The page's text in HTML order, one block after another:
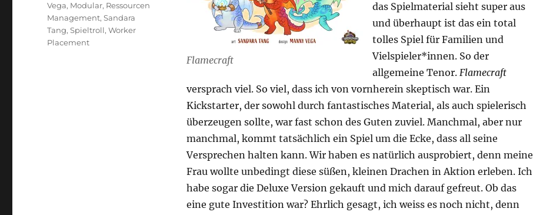
Flamecraft
das Spielmaterial sieht super aus
und überhaupt ist das ein total
tolles Spiel für Familien und
Vielspieler*innen. So der
allgemeine Tenor. Flamecraft
versprach viel. So viel, dass ich von vornherein skeptisch war. Ein
Kickstarter, der sowohl durch fantastisches Material, als auch spielerisch
überzeugen sollte, war fast schon des Guten zuviel. Manchmal, aber nur
manchmal, kommt tatsächlich ein Spiel um die Ecke, dass all seine
Versprechen halten kann. Wir haben es natürlich ausprobiert, denn meine
Frau wollte unbedingt diese süßen, kleinen Drachen in Aktion erleben. Ich
habe sogar die Deluxe Version gekauft und mich darauf gefreut. Ob das
eine gute Investition war? Ehrlich gesagt, ich weiss es noch nicht, denn
Vega, Modular, Ressourcen
Management,Sandara
Tang,Spieltroll,Worker
Placement